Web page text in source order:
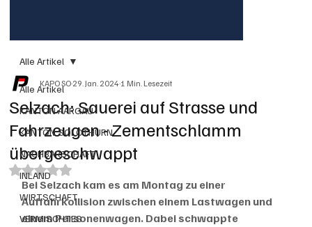
Alle Artikel
KANTON AARGAU
KANTON SOLOTHURN
NACHBARSCHAFT
INLAND
WIRTSCHAFT
VERMISCHTES
Alle Artikel
Selzach: Sauerei auf Strasse und
Fahrzeugen - Zementschlamm
übergeschwappt
KAPO SO29. Jan. 20241 Min. Lesezeit
Mit NaN von 5 Sternen bewertet.
Bei Selzach kam es am Montag zu einer
Auffahrkollision zwischen einem Lastwagen und
einem Personenwagen. Dabei schwappte